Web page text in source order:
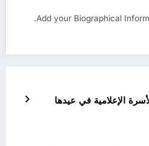
Add your Biographical
الإعلامية في عيدها